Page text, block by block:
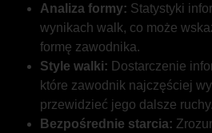
Analiza formy: Statystyki
wynikach walk, co może
formę zawodnika.
Style walki: Dostarczenie
które zawodnik najczęściej
przewidzieć jego dalsze ruchy.
Bezpośrednie starcia: